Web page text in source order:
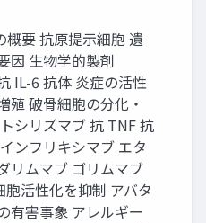
概要 抗原提示細胞 遺
因 生物学的製剤
IL-6 抗体 炎症の活性
殖 破骨細胞の分化・
シリズマブ 抗 TNF 抗
ンフリキシマブ エタ
リムマブ ゴリムマブ
活性化を抑制 アバタ
有害事象 アレルギー